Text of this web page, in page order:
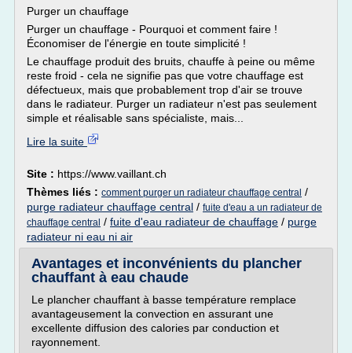
Purger un chauffage
Purger un chauffage - Pourquoi et comment faire !
Économiser de l'énergie en toute simplicité !
Le chauffage produit des bruits, chauffe à peine ou même
reste froid - cela ne signifie pas que votre chauffage est
défectueux, mais que probablement trop d'air se trouve
dans le radiateur. Purger un radiateur n'est pas seulement
simple et réalisable sans spécialiste, mais...
Lire la suite
Site : https://www.vaillant.ch
Thèmes liés : comment purger un radiateur chauffage central /
purge radiateur chauffage central / fuite d'eau a un radiateur de
chauffage central / fuite d'eau radiateur de chauffage / purge
radiateur ni eau ni air
Avantages et inconvénients du plancher
chauffant à eau chaude
Le plancher chauffant à basse température remplace
avantageusement la convection en assurant une
excellente diffusion des calories par conduction et
rayonnement.